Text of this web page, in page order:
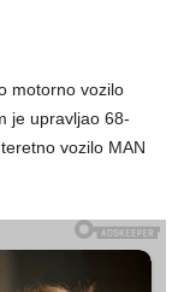
motorno vozilo
je upravljao 68-
vozilo MAN